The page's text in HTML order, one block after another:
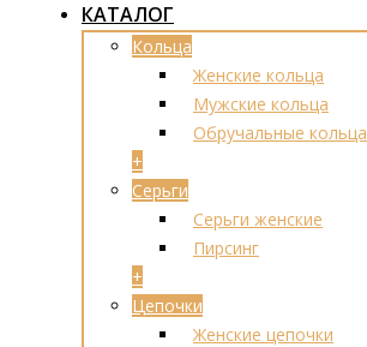
КАТАЛОГ
Кольца
Женские кольца
Мужские кольца
Обручальные кольца
+
Серьги
Серьги женские
Пирсинг
+
Цепочки
Женские цепочки